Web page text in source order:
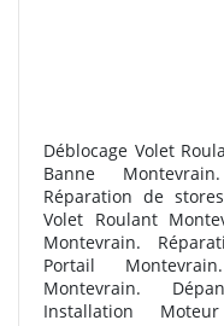
Déblocage Volet
Banne
Réparation de
Volet Roulant
Montevrain.
Portail
Montevrain.
Installation